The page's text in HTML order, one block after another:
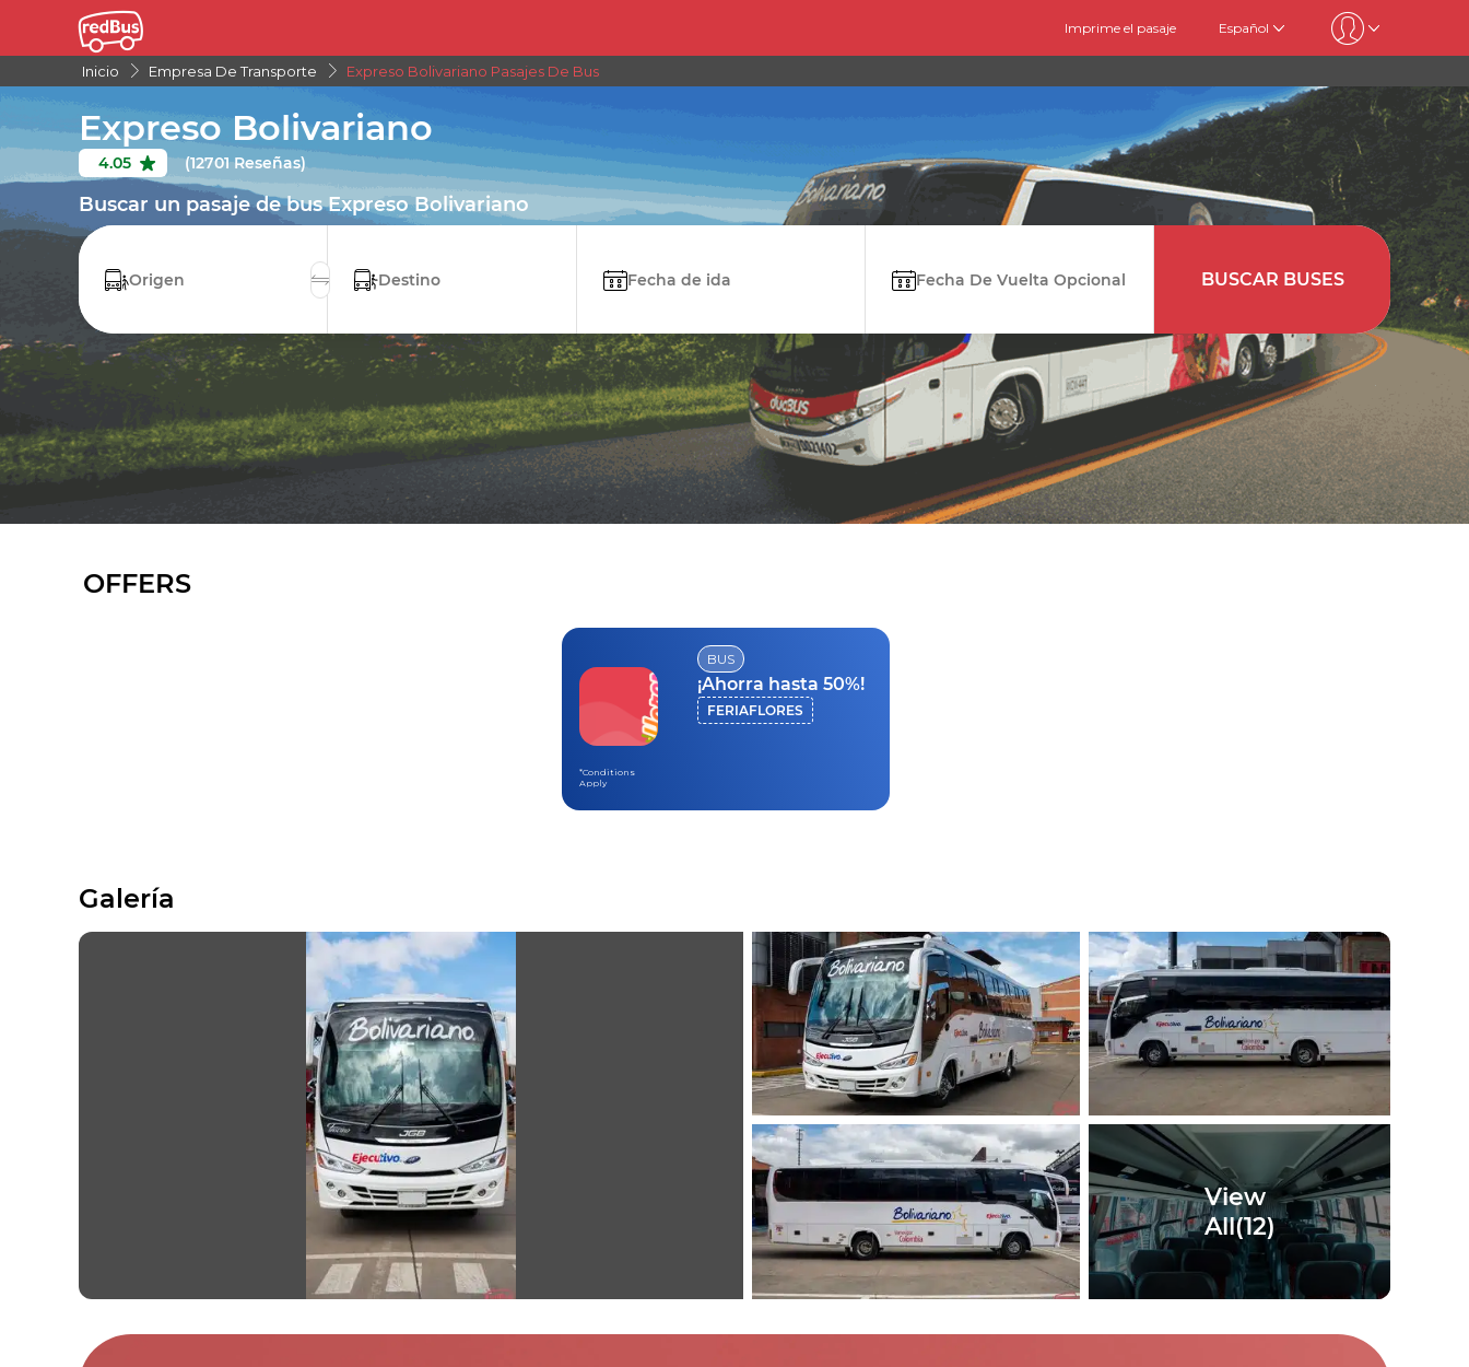
Imprime el pasaje Español
Inicio Empresa De Transporte Expreso Bolivariano Pasajes De Bus
Expreso Bolivariano
4.05 (12701 Reseñas)
Buscar un pasaje de bus Expreso Bolivariano
Fecha de ida
Fecha De Vuelta BUSCAR BUSES
OFFERS
*Conditions
Apply
BUS
¡Ahorra hasta 50%!
FERIAFLORES
Galería
View
All(12)